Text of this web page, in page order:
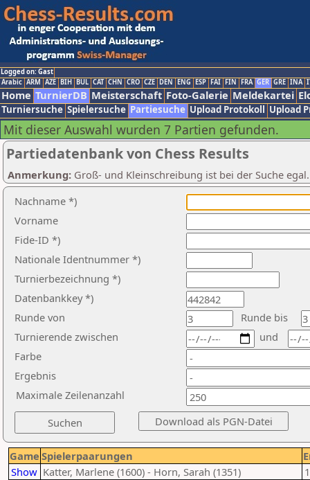
Logged on: Gast
Arabic ARM AZE BIH BUL CAT CHN CRO CZE DEN ENG ESP FAI FIN FRA GER GRE INA
Home TurnierDB Meisterschaft Foto-Galerie Meldekartei
Turniersuche Spielersuche Partiesuche Upload Protokoll Upload
Mit dieser Auswahl wurden 7 Partien gefunden.
Partiedatenbank von Chess Results
Anmerkung: Groß- und Kleinschreibung ist bei der Suche
Nachname *)
Vorname
Fide-ID *)
Nationale Identnummer *)
Turnierbezeichnung *)
Datenbankkey *)
Runde von
Runde bis
Turnierende zwischen
Farbe
Ergebnis
und
Maximale Zeilenanzahl
Game Spielerpaarungen
Show Katter, Marlene (1600) - Horn, Sarah (1351)